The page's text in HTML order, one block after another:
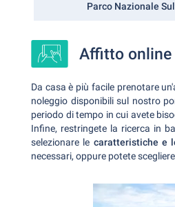
Parco Nazionale
Affitto online
Da casa è più facile prenotare
noleggio disponibili sul nostro
periodo di tempo in cui avete
Infine, restringete la ricerca in
selezionare le caratteristiche e
necessari, oppure potete